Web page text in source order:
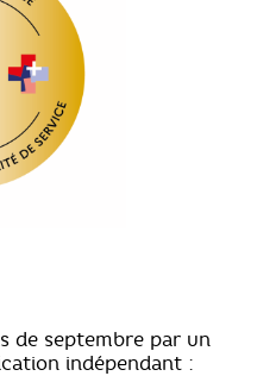
de septembre par un
indépendant :